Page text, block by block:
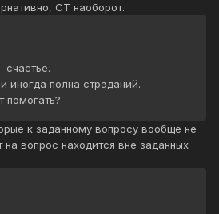
СТ наоборот.
иногда полна страданий.
помогать?
к заданному вопросу вообще не
вопрос находится вне заданных